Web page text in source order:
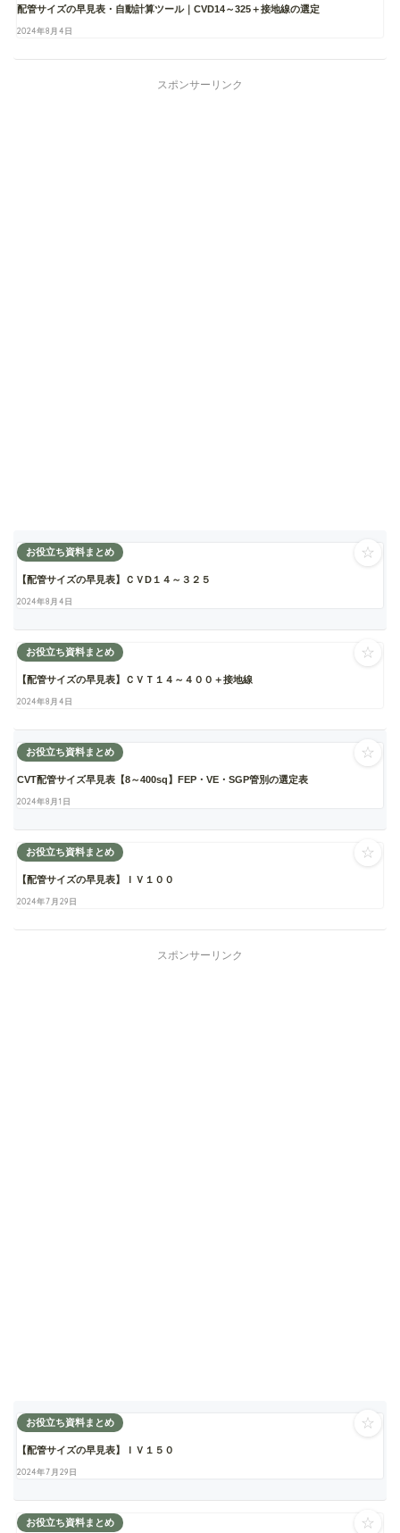
配管サイズの早見表・自動計算ツール｜CVD14～325＋接地線の選定
2024年8月4日
スポンサーリンク
お役立ち資料まとめ
【配管サイズの早見表】ＣＶD１４～３２５
2024年8月4日
☆
お役立ち資料まとめ
【配管サイズの早見表】ＣＶＴ１４～４００＋接地線
2024年8月4日
☆
お役立ち資料まとめ
CVT配管サイズ早見表【8～400sq】FEP・VE・SGP管別の選定表
2024年8月1日
☆
お役立ち資料まとめ
【配管サイズの早見表】ＩＶ１００
2024年7月29日
☆
スポンサーリンク
お役立ち資料まとめ
【配管サイズの早見表】ＩＶ１５０
2024年7月29日
☆
お役立ち資料まとめ ☆